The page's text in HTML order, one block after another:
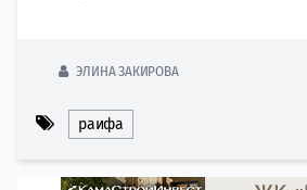
ЭЛИНА ЗАКИРОВА
раифа